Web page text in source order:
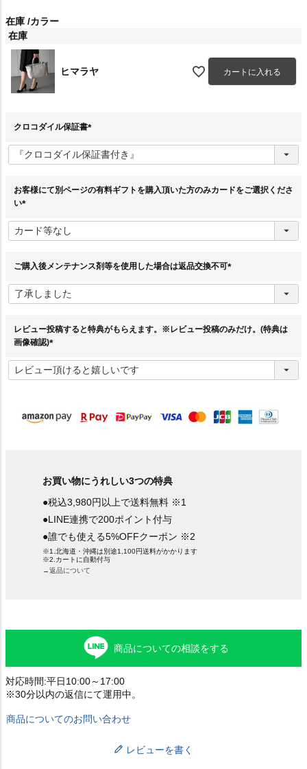
在庫 カラー
在庫
ヒマラヤ カートに入れる
クロコダイル保証書
必
須
お客様にて別ページの有料ギフトを購入頂いた方のみカードをご選択くださ
い
必
須
ご購入後メンテナンス剤等を使用した場合は返品交換不可
須
レビュー投稿すると特典がもらえます。※レビュー投稿のみだけ。(特典は
画像確認)
必
須
お買い物にうれしい3つの特典
●税込3,980円以上で送料無料 ※1
●LINE連携で200ポイント付与
●誰でも使える5%OFFクーポン ※2
※1.北海道・沖縄は別途1,100円送料がかかります
※2.カートに自動付与
→返品について
商品についての相談をする
対応時間:平日10:00～17:00
※30分以内の返信にて運用中。
商品についてのお問い合わせ
レビューを書く